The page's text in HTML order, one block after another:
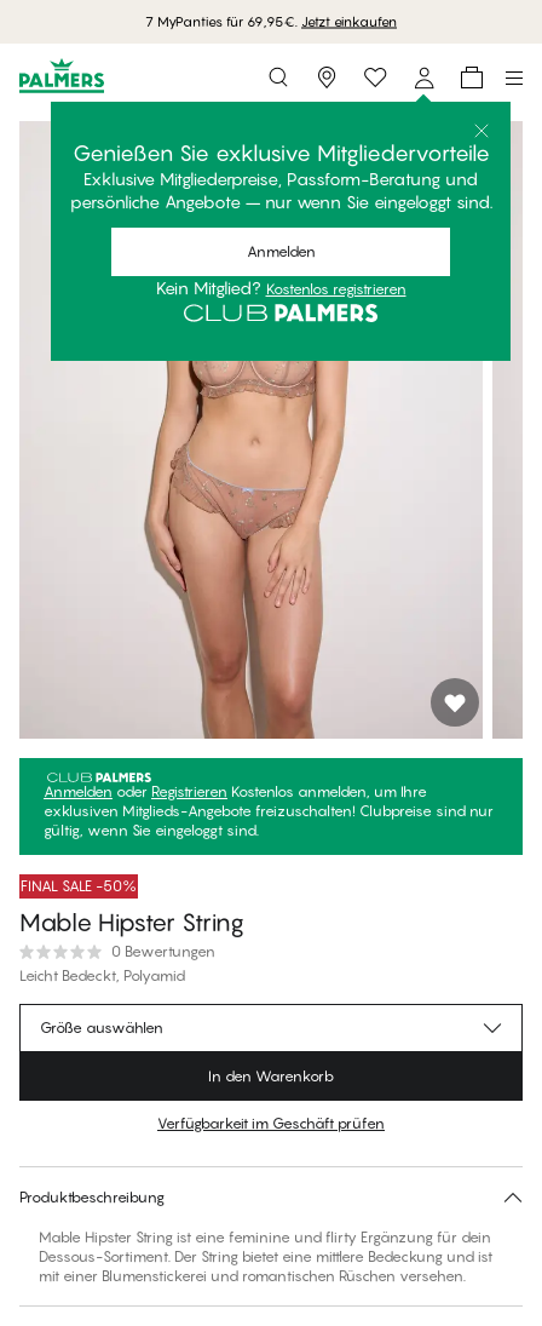
7 MyPanties für 69,95€. Jetzt einkaufen
Storefinder
Genießen Sie exklusive Mitgliedervorteile
Exklusive Mitgliederpreise, Passform-Beratung und
persönliche Angebote – nur wenn Sie eingeloggt sind.
Anmelden
Kein Mitglied? Kostenlos registrieren
Anmelden oder Registrieren Kostenlos anmelden, um Ihre
exklusiven Mitglieds-Angebote freizuschalten! Clubpreise sind nur
gültig, wenn Sie eingeloggt sind.
FINAL SALE -50%
Mable Hipster String
0 Bewertungen
Leicht Bedeckt, Polyamid
€37.95Regulärer Preis
Für diesen Artikel gibt es keine empfohlene Größe
Größe auswählen
In den Warenkorb
Verfügbarkeit im Geschäft prüfen
Produktbeschreibung
Mable Hipster String ist eine feminine und flirty Ergänzung für dein
Dessous-Sortiment. Der String bietet eine mittlere Bedeckung und ist
mit einer Blumenstickerei und romantischen Rüschen versehen.